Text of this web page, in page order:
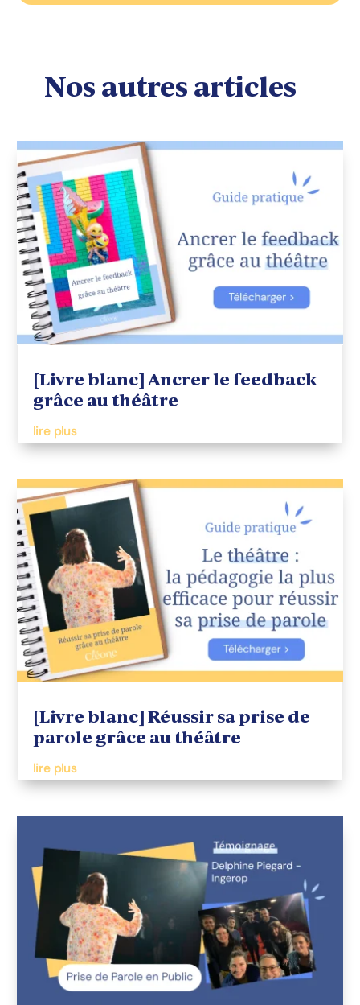
Nos autres articles
[Livre blanc] Ancrer le feedback
grâce au théâtre
lire plus
[Livre blanc] Réussir sa prise de
parole grâce au théâtre
lire plus